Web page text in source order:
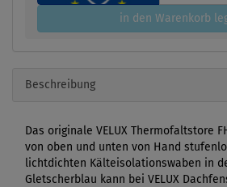
in den Warenkorb
Beschreibung
Das originale VELUX Thermofaltstore
von oben und unten von Hand
lichtdichten Kälteisolationswaben in
Gletscherblau kann bei VELUX